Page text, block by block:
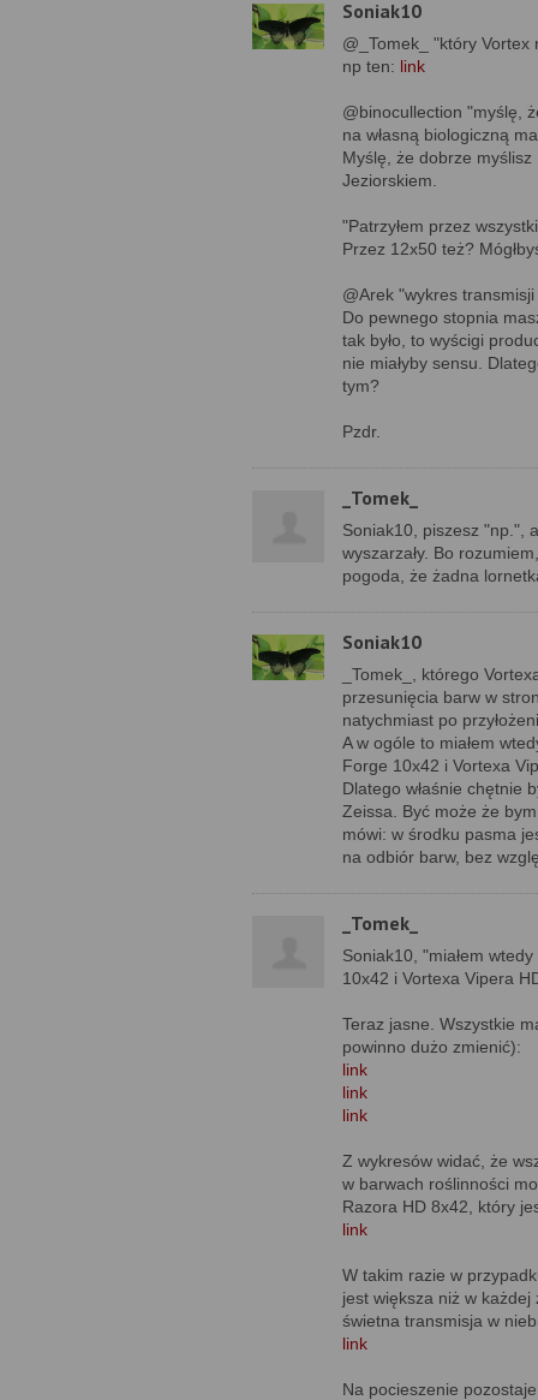
Soniak10
@_Tomek_ "który Vortex
np ten: link
@binocullection "myślę,
na własną biologiczną
Myślę, że dobrze
Jeziorskiem.
"Patrzyłem przez
Przez 12x50 też?
@Arek "wykres
Do pewnego stopnia
tak było, to wyścigi
nie miałyby sensu.
tym?
Pzdr.
_Tomek_
Soniak10, piszesz "np.",
wyszarzały. Bo
pogoda, że żadna
Soniak10
_Tomek_, którego
przesunięcia barw w
natychmiast po
A w ogóle to miałem
Forge 10x42 i Vortexa
Dlatego właśnie chętnie
Zeissa. Być może że
mówi: w środku pasma
na odbiór barw, bez
_Tomek_
Soniak10, "miałem
10x42 i Vortexa Vipera
Teraz jasne. Wszystkie
powinno dużo zmienić):
link
link
link
Z wykresów widać, że
w barwach roślinności
Razora HD 8x42, który
link
W takim razie w
jest większa niż w
świetna transmisja w
link
Na pocieszenie